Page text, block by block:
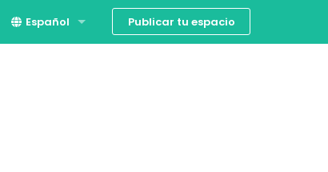
Español Publicar tu espacio